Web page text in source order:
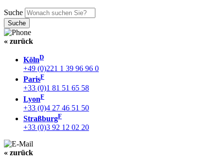
Suche
« zurück
KölnD
+49 (0)221 1 39 96 96 0
ParisF
+33 (0)1 81 51 65 58
LyonF
+33 (0)4 27 46 51 50
StraßburgF
+33 (0)3 92 12 02 20
« zurück